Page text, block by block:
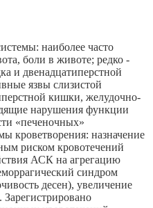
наиболее часто
боли в животе; редко -
и двенадцатиперстной
язвы слизистой
кишки, желудочно-
нарушения функции
«печеночных»
кроветворения: назначение
риском кровотечений
АСК на агрегацию
синдром
десен), увеличение